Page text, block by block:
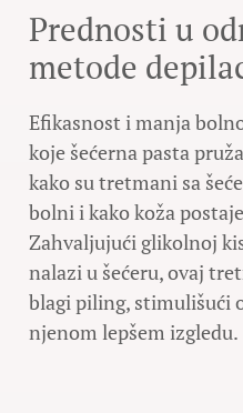
Prednosti u
metode
Efikasnost i manja
koje šećerna pasta
kako su tretmani sa
bolni i kako koža
Zahvaljujući glikolnoj
nalazi u šećeru, ovaj
blagi piling, stimulišući
njenom lepšem izgledu.